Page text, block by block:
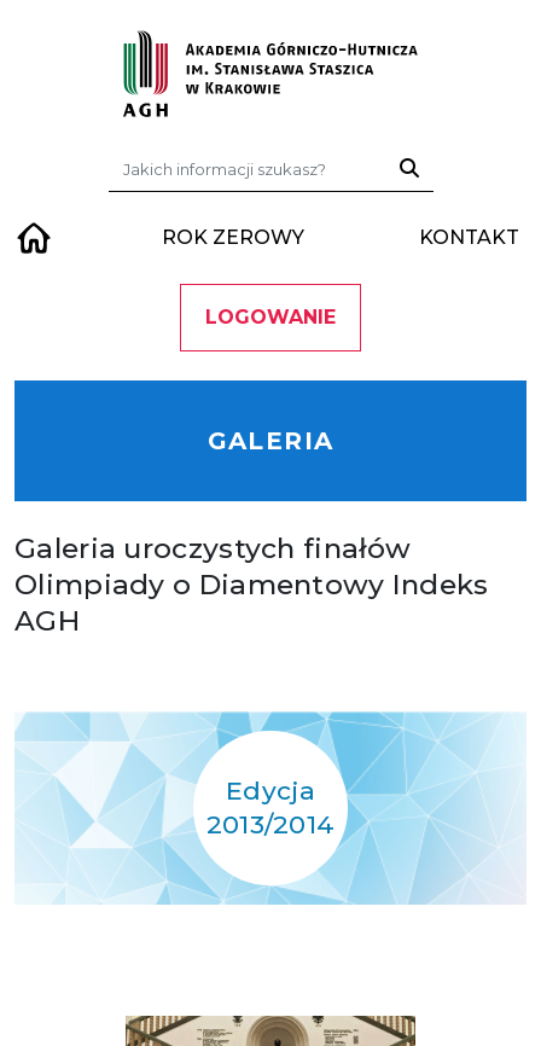
Szukaj:
ROK ZEROWY KONTAKT
LOGOWANIE
GALERIA
Galeria uroczystych finałów
Olimpiady o Diamentowy Indeks
AGH
Edycja
2013/2014